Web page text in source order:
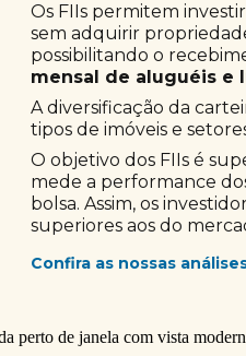
Os FIIs permitem
sem adquirir
possibilitando o
mensal de aluguéis e
A diversificação da
tipos de imóveis e
O objetivo dos FIIs é
mede a performance
bolsa. Assim, os
superiores aos do
Confira as nossas